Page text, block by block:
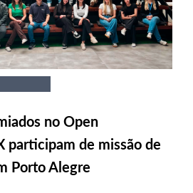
no Open
participam de missão de
Porto Alegre